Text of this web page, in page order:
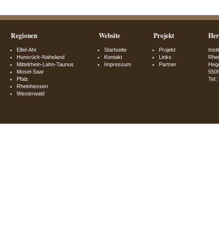
Regionen
Eifel-Ahr
Hunsrück-Naheland
Mittelrhein-Lahn-Taunus
Mosel-Saar
Pfalz
Rheinhessen
Westerwald
Website
Startseite
Kontakt
Impressum
Projekt
Projekt
Links
Partner